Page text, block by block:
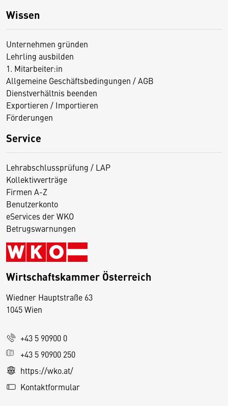
Wissen
Unternehmen gründen
Lehrling ausbilden
1. Mitarbeiter:in
Allgemeine Geschäftsbedingungen / AGB
Dienstverhältnis beenden
Exportieren / Importieren
Förderungen
Service
Lehrabschlussprüfung / LAP
Kollektivverträge
Firmen A-Z
Benutzerkonto
eServices der WKO
Betrugswarnungen
Wirtschaftskammer Österreich
Wiedner Hauptstraße 63
1045 Wien
+43 5 90900 0
+43 5 90900 250
https://wko.at/
Kontaktformular
D
s
e
S
e